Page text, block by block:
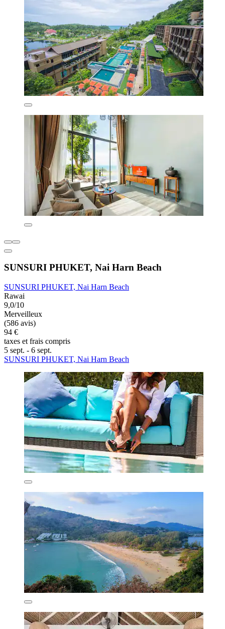
SUNSURI PHUKET, Nai Harn Beach
SUNSURI PHUKET, Nai Harn Beach
Rawai
9,0/10
Merveilleux
(586 avis)
94 €
taxes et frais compris
5 sept. - 6 sept.
SUNSURI PHUKET, Nai Harn Beach